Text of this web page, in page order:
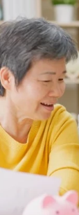
「长
院
心
心 乐活
院 日